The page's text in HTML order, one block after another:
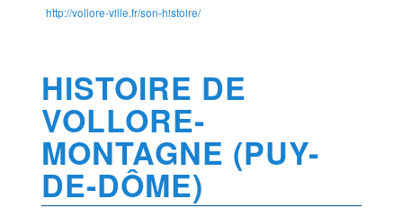
http://vollore-ville.fr/son-histoire/
HISTOIRE DE
VOLLORE-
MONTAGNE (PUY-
DE-DÔME)